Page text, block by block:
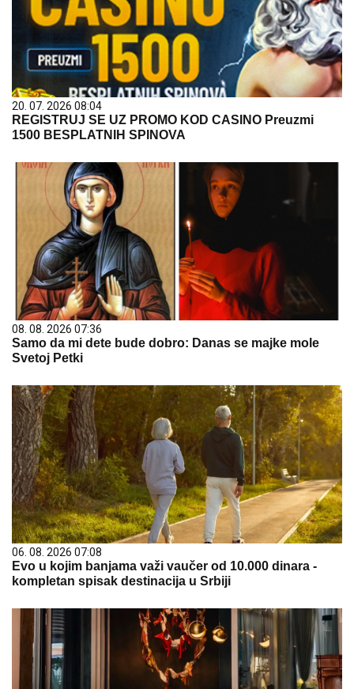
20. 07. 2026 08:04
REGISTRUJ SE UZ PROMO KOD CASINO Preuzmi
1500 BESPLATNIH SPINOVA
08. 08. 2026 07:36
Samo da mi dete bude dobro: Danas se majke mole
Svetoj Petki
06. 08. 2026 07:08
Evo u kojim banjama važi vaučer od 10.000 dinara -
kompletan spisak destinacija u Srbiji